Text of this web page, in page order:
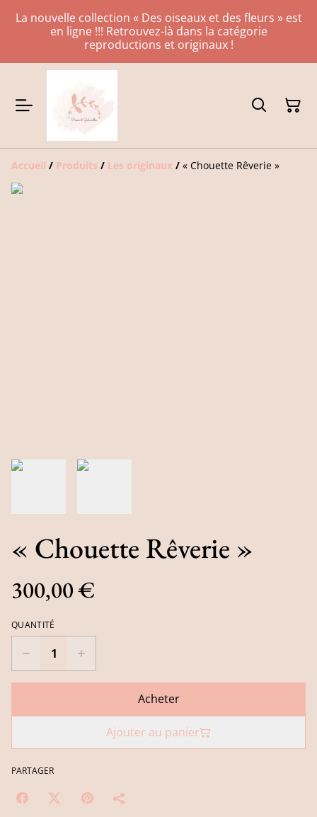
La nouvelle collection « Des oiseaux et des fleurs » est
en ligne !!! Retrouvez-là dans la catégorie
reproductions et originaux !
Accueil / Produits / Les originaux / « Chouette Rêverie »
« Chouette Rêverie »
300,00 €
QUANTITÉ
Acheter
Ajouter au panier
PARTAGER